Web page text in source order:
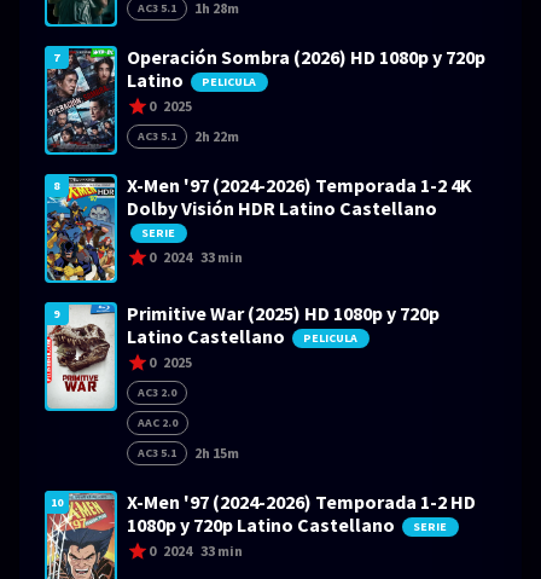
AC3 5.1 1h 28m
7
Operación Sombra (2026) HD 1080p y 720p
Latino
PELICULA
0 2025
AC3 5.1 2h 22m
8
X-Men '97 (2024-2026) Temporada 1-2 4K
Dolby Visión HDR Latino Castellano
SERIE
0 2024 33 min
9
Primitive War (2025) HD 1080p y 720p
Latino Castellano
PELICULA
0 2025
AC3 2.0
AAC 2.0
AC3 5.1
2h 15m
10
X-Men '97 (2024-2026) Temporada 1-2 HD
1080p y 720p Latino Castellano
SERIE
0 2024 33 min